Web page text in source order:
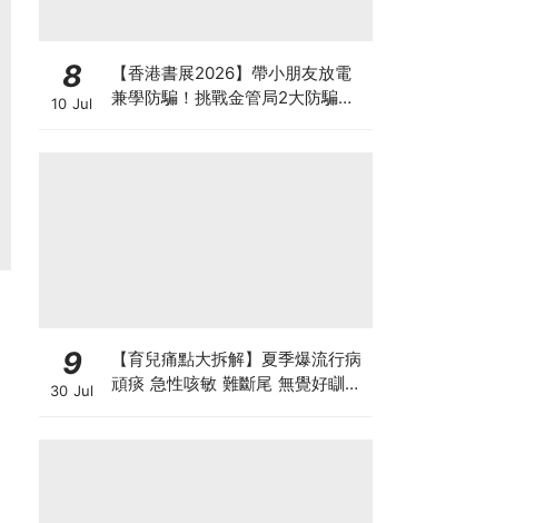
8
10 Jul
【香港書展2026】帶小朋友放電
兼學防騙！挑戰金管局2大防騙遊
9
30 Jul
【育兒痛點大拆解】夏季爆流行病
頑痰 急性咳敏 難斷尾 無覺好瞓？